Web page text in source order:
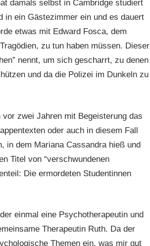
damals selbst in Cambridge studiert
in ein Gästezimmer ein und es dauert
etwas mit Edward Fosca, dem
zu tun haben müssen. Dieser
nennt, um sich gescharrt, zu denen
und da die Polizei im Dunkeln zu
zwei Jahren mit Begeisterung das
oder auch in diesem Fall
in dem Mariana Cassandra hieß und
Titel von “verschwundenen
Die ermordeten Studentinnen
einmal eine Psychotherapeutin und
Therapeutin Ruth. Da der
Themen ein, was mir gut